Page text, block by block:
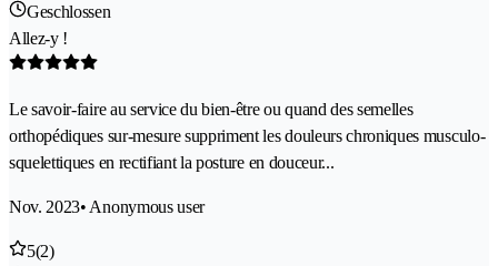
Geschlossen
Allez-y !
Le savoir-faire au service du bien-être ou quand des semelles
orthopédiques sur-mesure suppriment les douleurs chroniques musculo-
squelettiques en rectifiant la posture en douceur...
Nov. 2023• Anonymous user
5(2)